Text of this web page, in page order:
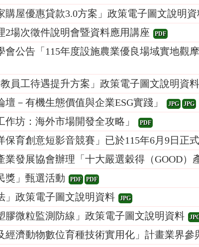
屋優惠貸款3.0方案」政策電子圖文說明資
2場次徵件說明會暨資料應用講座 PDF
公告「115年度設施農業優良場域實地觀
員工待遇提升方案」政策電子圖文說明資料
－有機生態價值與企業ESG實踐」 JPG JPG
坊：海外市場開發全攻略」 PDF
育創意短影音競賽」已於115年6月9日正
發展協會辦理「十大嚴選穀得（GOOD）
獎」甄選活動 PDF PDF
」政策電子圖文說明資料 JPG
微粒監測防線」政策電子圖文說明資料
經濟動物數位育種技術實用化」計畫業界參